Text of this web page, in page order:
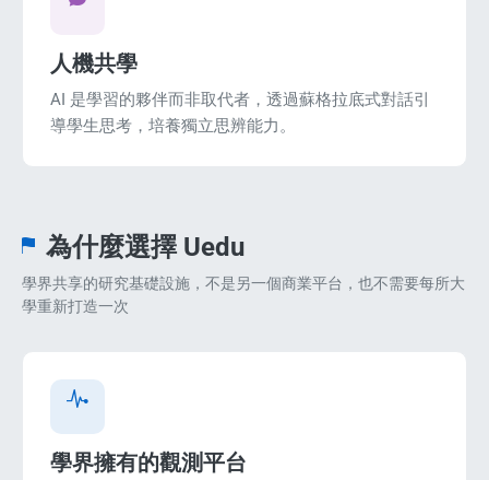
Education
人機共學
AI 是學習的夥伴而非取代者，透過蘇格拉底式對話引
導學生思考，培養獨立思辨能力。
為什麼選擇 Uedu
學界共享的研究基礎設施，不是另一個商業平台，也不需要每所大
學重新打造一次
學界擁有的觀測平台